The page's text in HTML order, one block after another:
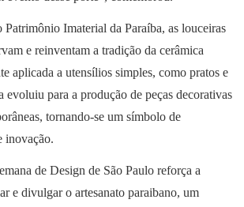
Patrimônio Imaterial da Paraíba, as louceiras
e reinventam a tradição da cerâmica
aplicada a utensílios simples, como pratos e
evoluiu para a produção de peças decorativas
tornando-se um símbolo de
inovação.
de Design de São Paulo reforça a
e divulgar o artesanato paraibano, um